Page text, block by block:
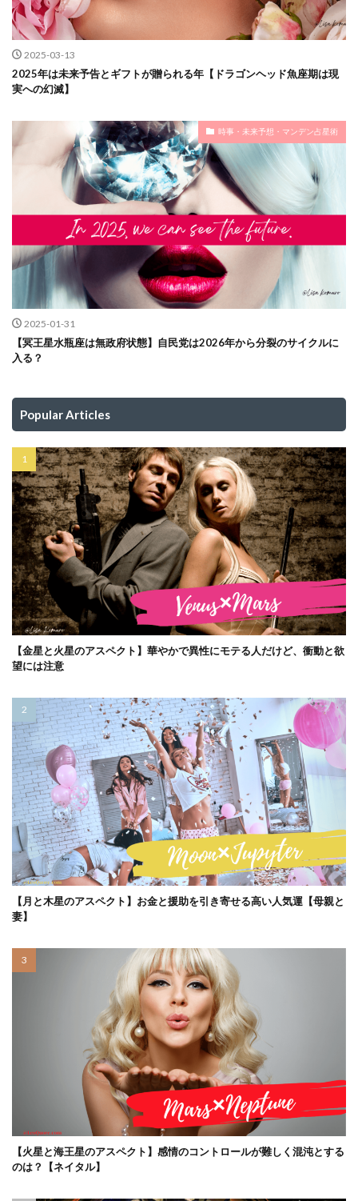
2025-03-13
2025年は未来予告とギフトが贈られる年【ドラゴンヘッド魚座期は現
実への幻滅】
時事・未来予想・マンデン占星術
2025-01-31
【冥王星水瓶座は無政府状態】自民党は2026年から分裂のサイクルに
入る？
Popular Articles
【金星と火星のアスペクト】華やかで異性にモテる人だけど、衝動と欲
望には注意
【月と木星のアスペクト】お金と援助を引き寄せる高い人気運【母親と
妻】
【火星と海王星のアスペクト】感情のコントロールが難しく混沌とする
のは？【ネイタル】